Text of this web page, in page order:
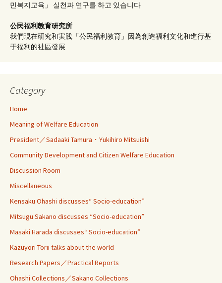
민복지교육」 실천과 연구를 하고 있습니다
公民福利教育研究所
我們現在研究和実践「公民福利教育」因為創造福利文化和進行基
于福利的社區發展
Category
Home
Meaning of Welfare Education
President／Sadaaki Tamura・Yukihiro Mitsuishi
Community Development and Citizen Welfare Education
Discussion Room
Miscellaneous
Kensaku Ohashi discusses“ Socio-education”
Mitsugu Sakano discusses “Socio-education”
Masaki Harada discusses“ Socio-education”
Kazuyori Torii talks about the world
Research Papers／Practical Reports
Ohashi Collections／Sakano Collections